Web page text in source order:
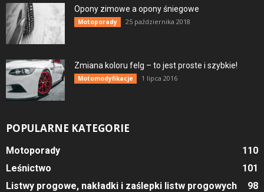
Opony zimowe a opony śniegowe
Motoporady 25 października 2018
Zmiana koloru felg – to jest proste i szybkie!
Motomodyfikacje 1 lipca 2016
POPULARNE KATEGORIE
Motoporady
110
Leśnictwo
101
Listwy progowe, nakładki i zaślepki listw progowych
98